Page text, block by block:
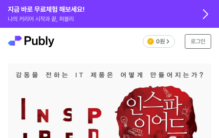
0원 로그인
지금 바로 무료체험 해보세요!
나의 커리어 시작과 끝, 퍼블리